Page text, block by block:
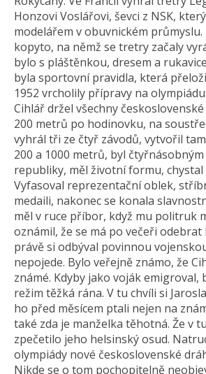
Honzovi Voslářovi, ševci z NSK,
modelářem v obuvnickém
kopyto, na němž se tretry začaly
bylo s pláštěnkou, dresem a
byla sportovní pravidla, která
1952 vrcholily přípravy na
Cihlář držel všechny
200 metrů po hodinovku, na
vyhrál tři ze čtyř závodů, vytvořil
200 a 1000 metrů, byl
republiky, měl životní formu, chystal
Vyfasoval reprezentační oblek,
medaili, nakonec se konala
měl v ruce příbor, když mu politruk
oznámil, že se má po večeři odebrat
právě si odbýval povinnou
nepojede. Bylo veřejně známo, že
známé. Kdyby jako voják emigroval,
režim těžká rána. V tu chvíli si
ho před měsícem ptali nejen na
také zda je manželka těhotná. Že v
zpečetilo jeho helsinský osud.
olympiády nové československé
Nikde se o tom pochopitelně